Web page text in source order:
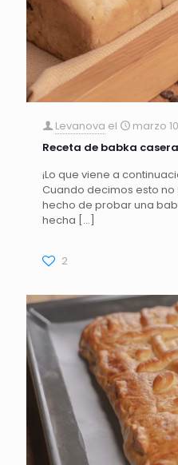
Levanova el
marzo
Receta de babka casera
¡Lo que viene a
Cuando decimos esto
hecho de probar una
hecha […]
2